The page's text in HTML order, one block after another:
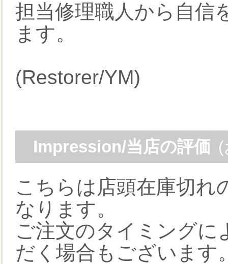
担当修理職人から自信
ます。
(Restorer/YM)
Impression/当店の評価
こちらは店頭在庫切れ
なります。
ご注文のタイミングに
だく場合もございます